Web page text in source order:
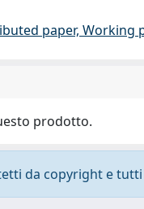
paper,
prodotto.
da copyright e